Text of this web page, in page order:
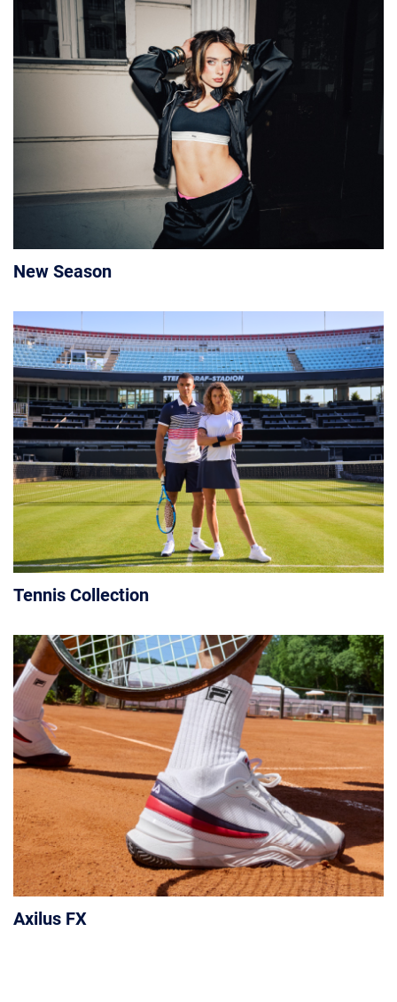
New Season
Tennis Collection
Axilus FX